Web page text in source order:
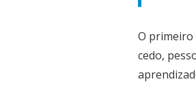
O primeiro
cedo,